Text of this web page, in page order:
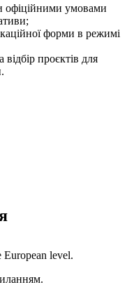
офіційними умовами
форми в режимі
проєктів для
level.
.